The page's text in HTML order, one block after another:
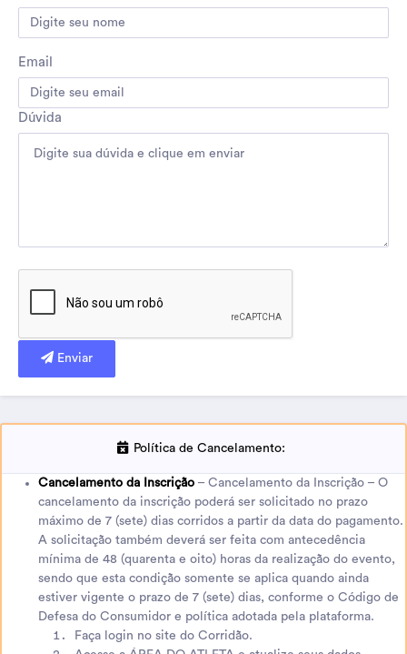
Email
Dúvida
Enviar
Política de Cancelamento:
Cancelamento da Inscrição – Cancelamento da Inscrição – O
cancelamento da inscrição poderá ser solicitado no prazo
máximo de 7 (sete) dias corridos a partir da data do pagamento.
A solicitação também deverá ser feita com antecedência
mínima de 48 (quarenta e oito) horas da realização do evento,
sendo que esta condição somente se aplica quando ainda
estiver vigente o prazo de 7 (sete) dias, conforme o Código de
Defesa do Consumidor e política adotada pela plataforma.
Faça login no site do Corridão.